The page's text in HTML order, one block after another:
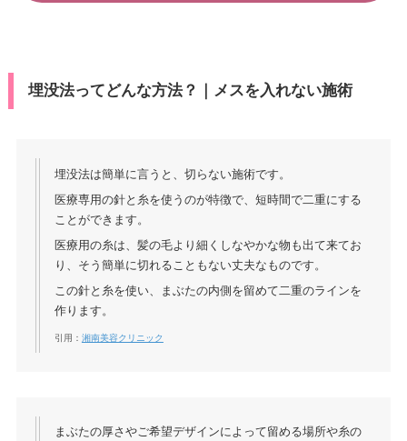
埋没法ってどんな方法？｜メスを入れない施術
埋没法は簡単に言うと、切らない施術です。
医療専用の針と糸を使うのが特徴で、短時間で二重にする
ことができます。
医療用の糸は、髪の毛より細くしなやかな物も出て来てお
り、そう簡単に切れることもない丈夫なものです。
この針と糸を使い、まぶたの内側を留めて二重のラインを
作ります。
引用： 湘南美容クリニック
まぶたの厚さやご希望デザインによって留める場所や糸の